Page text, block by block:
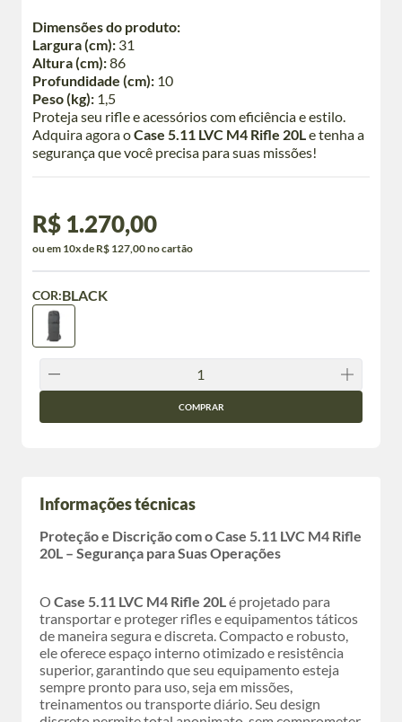
Dimensões do produto:
Largura (cm): 31
Altura (cm):86
Profundidade (cm): 10
Peso (kg): 1,5
Proteja seu rifle e acessórios com eficiência e estilo.
Adquira agora oCase 5.11 LVC M4 Rifle 20Le tenha a
segurança que você precisa para suas missões!
R$ 1.270,00
ou em 10x de R$ 127,00 no cartão
COR:BLACK
COMPRAR
Informações técnicas
Proteção e Discrição com o Case 5.11 LVC M4 Rifle
20L – Segurança para Suas Operações
O Case 5.11 LVC M4 Rifle 20Lé projetado para
transportar e proteger rifles e equipamentos táticos
de maneira segura e discreta. Compacto e robusto,
ele oferece espaço interno otimizado e resistência
superior, garantindo que seu equipamento esteja
sempre pronto para uso, seja em missões,
treinamentos ou transporte diário. Seu design